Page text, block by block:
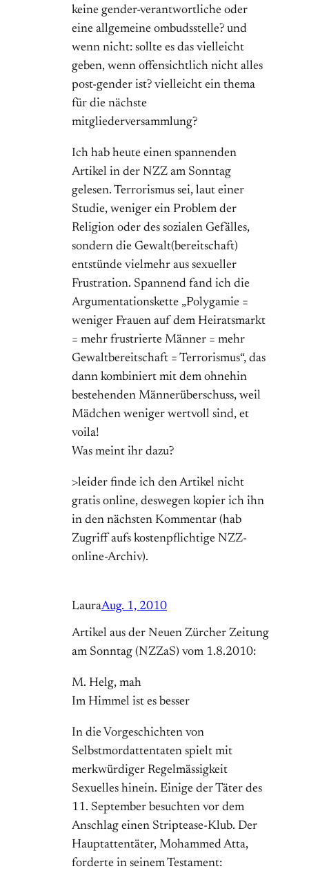
keine gender-verantwortliche oder
eine allgemeine ombudsstelle? und
wenn nicht: sollte es das vielleicht
geben, wenn offensichtlich nicht alles
post-gender ist? vielleicht ein thema
für die nächste
mitgliederversammlung?
Ich hab heute einen spannenden
Artikel in der NZZ am Sonntag
gelesen. Terrorismus sei, laut einer
Studie, weniger ein Problem der
Religion oder des sozialen Gefälles,
sondern die Gewalt(bereitschaft)
entstünde vielmehr aus sexueller
Frustration. Spannend fand ich die
Argumentationskette „Polygamie =
weniger Frauen auf dem Heiratsmarkt
= mehr frustrierte Männer = mehr
Gewaltbereitschaft = Terrorismus“, das
dann kombiniert mit dem ohnehin
bestehenden Männerüberschuss, weil
Mädchen weniger wertvoll sind, et
voila!
Was meint ihr dazu?
>leider finde ich den Artikel nicht
gratis online, deswegen kopier ich ihn
in den nächsten Kommentar (hab
Zugriff aufs kostenpflichtige NZZ-
online-Archiv).
LauraAug. 1, 2010
Artikel aus der Neuen Zürcher Zeitung
am Sonntag (NZZaS) vom 1.8.2010:
M. Helg, mah
Im Himmel ist es besser
In die Vorgeschichten von
Selbstmordattentaten spielt mit
merkwürdiger Regelmässigkeit
Sexuelles hinein. Einige der Täter des
11. September besuchten vor dem
Anschlag einen Striptease-Klub. Der
Hauptattentäter, Mohammed Atta,
forderte in seinem Testament: